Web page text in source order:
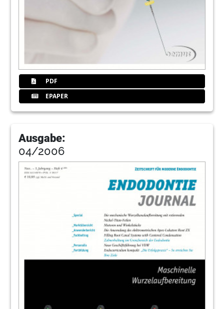
PDF
EPAPER
Ausgabe:
04/2006